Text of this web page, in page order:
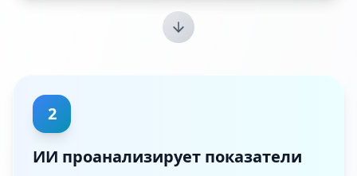
2
ИИ проанализирует показатели